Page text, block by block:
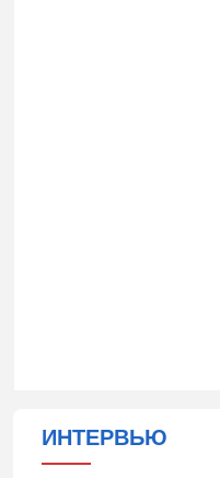
ИНТЕРВЬЮ